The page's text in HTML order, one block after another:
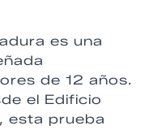
es una
de 12 años.
el Edificio
esta prueba